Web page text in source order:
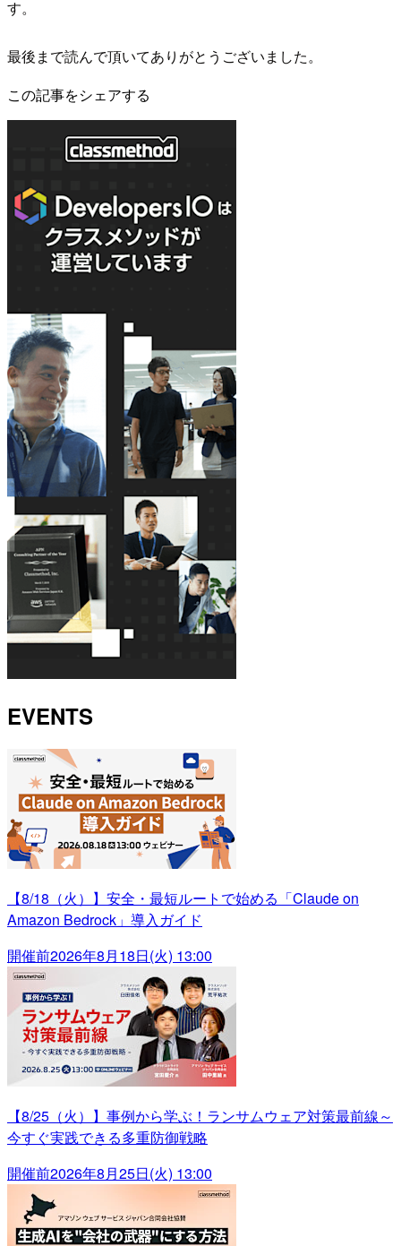
す。
最後まで読んで頂いてありがとうございました。
この記事をシェアする
EVENTS
【8/18（火）】安全・最短ルートで始める「Claude on
Amazon Bedrock」導入ガイド
開催前2026年8月18日(火) 13:00
【8/25（火）】事例から学ぶ！ランサムウェア対策最前線～
今すぐ実践できる多重防御戦略
開催前2026年8月25日(火) 13:00